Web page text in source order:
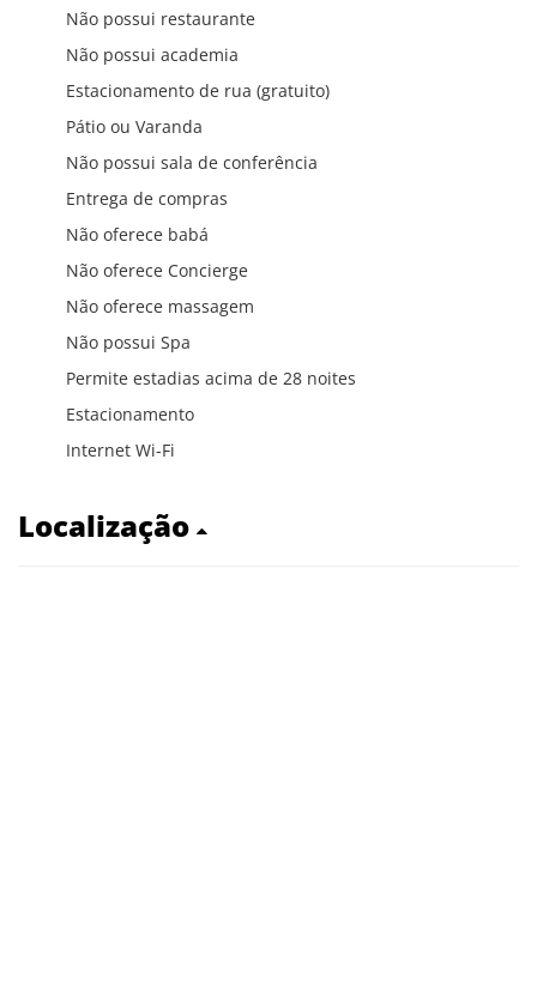
Não possui restaurante
Não possui academia
Estacionamento de rua (gratuito)
Pátio ou Varanda
Não possui sala de conferência
Entrega de compras
Não oferece babá
Não oferece Concierge
Não oferece massagem
Não possui Spa
Permite estadias acima de 28 noites
Estacionamento
Internet Wi-Fi
Localização